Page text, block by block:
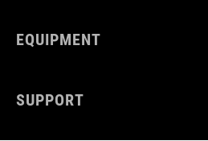
EQUIPMENT
SUPPORT